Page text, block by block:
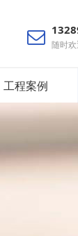
随时欢
工程案例